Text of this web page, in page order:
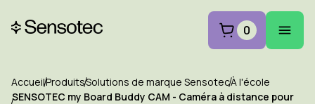
0
AccueilProduitsSolutions de marque SensotecÀ l'école
SENSOTEC my Board Buddy CAM - Caméra à distance pour